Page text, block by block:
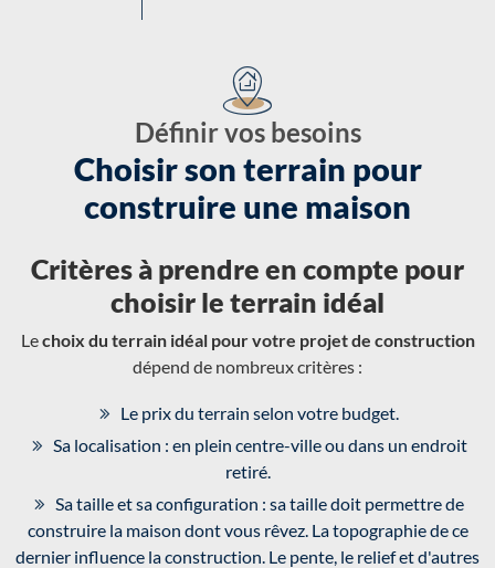
Définir vos besoins
Choisir son terrain pour
construire une maison
Critères à prendre en compte pour
choisir le terrain idéal
Lechoix du terrain idéal pour votre projet de construction
dépend de nombreux critères :
Le prix du terrain selon votre budget.
Sa localisation : en plein centre-ville ou dans un endroit
retiré.
Sa taille et sa configuration : sa taille doit permettre de
construire la maison dont vous rêvez. La topographie de ce
dernier influence la construction. Le pente, le relief et d'autres